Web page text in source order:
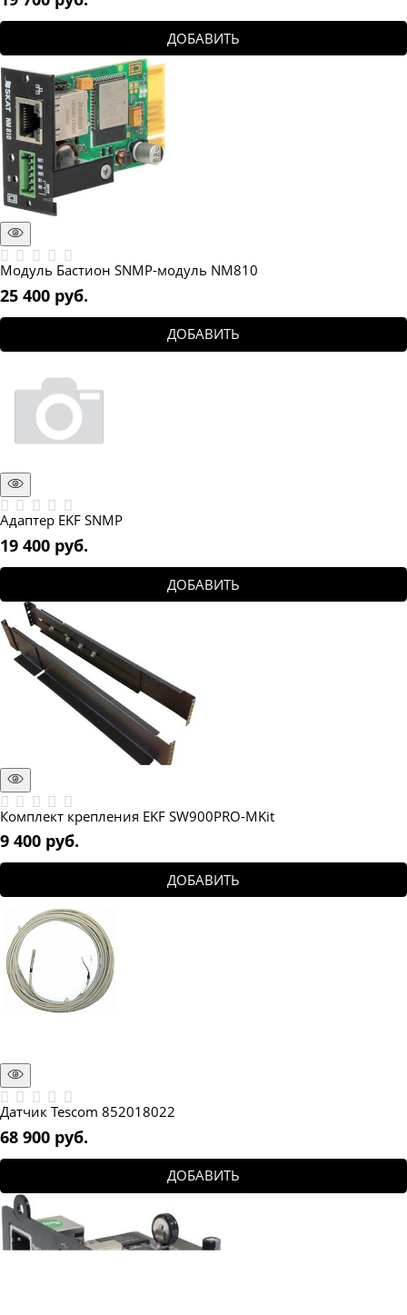
ДОБАВИТЬ
Модуль Бастион SNMP-модуль NM810
25 400 руб.
ДОБАВИТЬ
Адаптер EKF SNMP
19 400 руб.
ДОБАВИТЬ
Комплект крепления EKF SW900PRO-MKit
9 400 руб.
ДОБАВИТЬ
Датчик Tescom 852018022
68 900 руб.
ДОБАВИТЬ